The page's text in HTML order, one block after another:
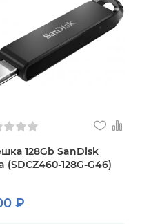
128Gb SanDisk
(SDCZ460-128G-G46)
₽